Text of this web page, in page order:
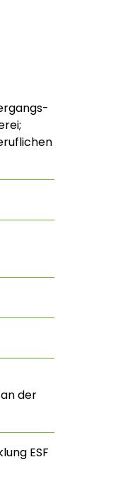
der
ESF